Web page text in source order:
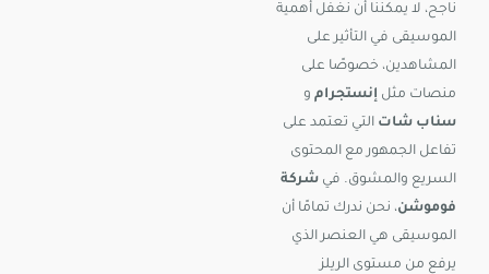
ناجح، لا يمكننا أن نغفل أهمية
الموسيقى في التأثير على
المشاهدين، خصوصًا على
منصات مثل إنستجرام و
سناب شات التي تعتمد على
تفاعل الجمهور مع المحتوى
السريع والمشوق. في شركة
فوموشن، نحن ندرك تمامًا أن
الموسيقى هي العنصر الذي
يرفع من مستوى الريلز